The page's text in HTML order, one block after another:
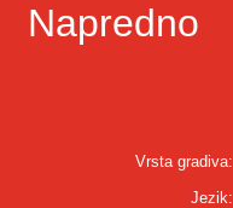
Napredno
Vrsta gradiva:
Jezik: